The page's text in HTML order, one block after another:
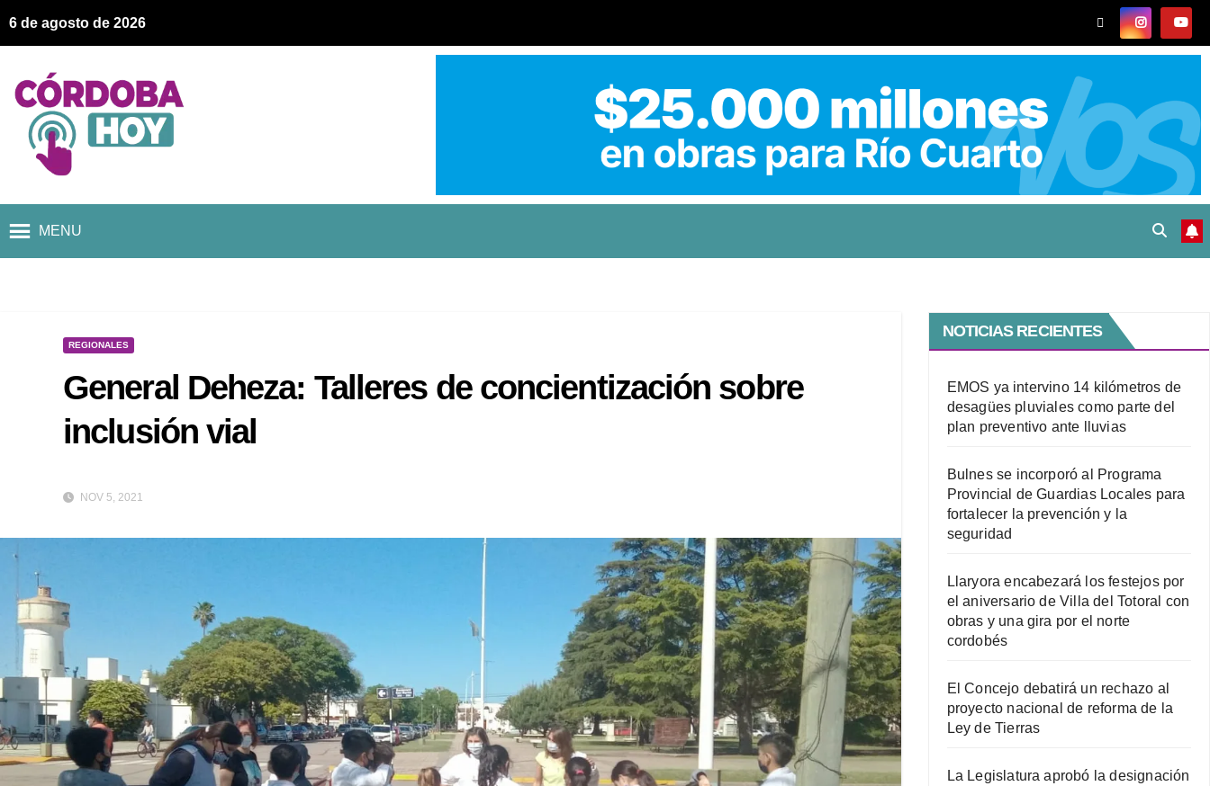
6 de agosto de 2026
MENU
REGIONALES
General Deheza: Talleres de concientización sobre
inclusión vial
NOV 5, 2021
NOTICIAS RECIENTES
EMOS ya intervino 14 kilómetros de
desagües pluviales como parte del
plan preventivo ante lluvias
Bulnes se incorporó al Programa
Provincial de Guardias Locales para
fortalecer la prevención y la
seguridad
Llaryora encabezará los festejos por
el aniversario de Villa del Totoral con
obras y una gira por el norte
cordobés
El Concejo debatirá un rechazo al
proyecto nacional de reforma de la
Ley de Tierras
La Legislatura aprobó la designación